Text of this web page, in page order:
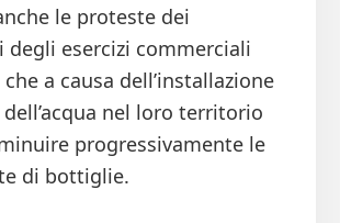
le proteste dei
degli esercizi commerciali
a causa dell’installazione
dell’acqua nel loro territorio
progressivamente le
di bottiglie.